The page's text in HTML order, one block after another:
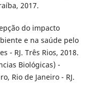
2017.
do impacto
e na saúde pelo
- RJ. Três Rios, 2018.
Biológicas) -
Rio de Janeiro - RJ.